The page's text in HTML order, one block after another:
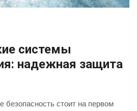
системы
надежная защита
безопасность стоит на первом